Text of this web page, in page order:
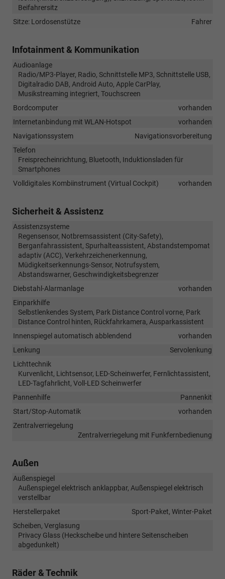
Beifahrersitz
Sitze: Lordosenstütze
Fahrer
Infotainment & Kommunikation
Audioanlage
Radio/MP3-Player, Radio, Schnittstelle MP3, Schnittstelle USB,
Digitalradio DAB, Android Auto, Apple CarPlay,
Musikstreaming integriert, Touchscreen
Bordcomputer
vorhanden
Internetanbindung mit WLAN-Hotspot
vorhanden
Navigationssystem
Navigationsvorbereitung
Telefon
Freisprecheinrichtung, Bluetooth, Induktionsladen für
Smartphones
Volldigitales Kombiinstrument (Virtual Cockpit)
vorhanden
Sicherheit & Assistenz
Assistenzsysteme
Regensensor, Notbremsassistent (City-Safety),
Berganfahrassistent, Spurhalteassistent, Abstandstempomat
adaptiv (ACC), Verkehrzeichenerkennung,
Müdigkeitserkennungs-Sensor, Notrufsystem,
Abstandswarner, Geschwindigkeitsbegrenzer
Diebstahl-Alarmanlage
vorhanden
Einparkhilfe
Selbstlenkendes System, Park Distance Control vorne, Park
Distance Control hinten, Rückfahrkamera, Ausparkassistent
Innenspiegel automatisch abblendend
vorhanden
Lenkung
Servolenkung
Lichttechnik
Kurvenlicht, Lichtsensor, LED-Scheinwerfer, Fernlichtassistent,
LED-Tagfahrlicht, Voll-LED Scheinwerfer
Pannenhilfe
Pannenkit
Start/Stop-Automatik
vorhanden
Zentralverriegelung
Zentralverriegelung mit Funkfernbedienung
Außen
Außenspiegel
Außenspiegel elektrisch anklappbar, Außenspiegel elektrisch
verstellbar
Herstellerpaket
Sport-Paket, Winter-Paket
Scheiben, Verglasung
Privacy Glass (Heckscheibe und hintere Seitenscheiben
abgedunkelt)
Räder & Technik